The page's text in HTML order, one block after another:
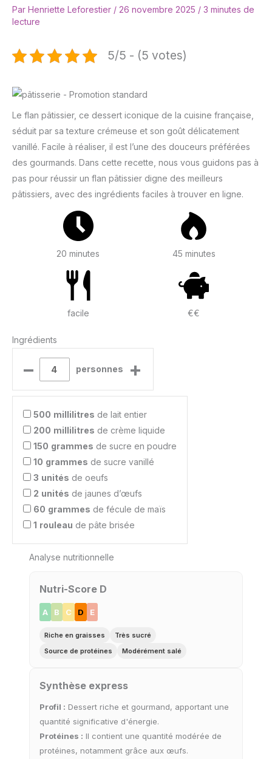
Par Henriette Leforestier / 26 novembre 2025 / 3 minutes de
lecture
5/5 - (5 votes)
Le flan pâtissier, ce dessert iconique de la cuisine française,
séduit par sa texture crémeuse et son goût délicatement
vanillé. Facile à réaliser, il est l’une des douceurs préférées
des gourmands. Dans cette recette, nous vous guidons pas à
pas pour réussir un flan pâtissier digne des meilleurs
pâtissiers, avec des ingrédients faciles à trouver en ligne.
20 minutes 45 minutes
facile €€
Ingrédients
– personnes +
500 millilitres de lait entier
200 millilitres de crème liquide
150 grammes de sucre en poudre
10 grammes de sucre vanillé
3 unités de oeufs
2 unités de jaunes d’œufs
60 grammes de fécule de maïs
1 rouleau de pâte brisée
Analyse nutritionnelle
Nutri-Score D
A B C D E
Riche en graisses
Très sucré
Source de protéines
Modérément salé
Synthèse express
Profil : Dessert riche et gourmand, apportant une
quantité significative d'énergie.
Protéines : Il contient une quantité modérée de
protéines, notamment grâce aux œufs.